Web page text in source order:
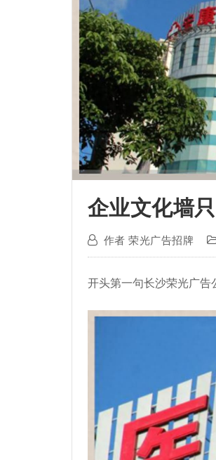
企业文化墙
作者荣光广告招牌
开头第一句长沙荣光广告